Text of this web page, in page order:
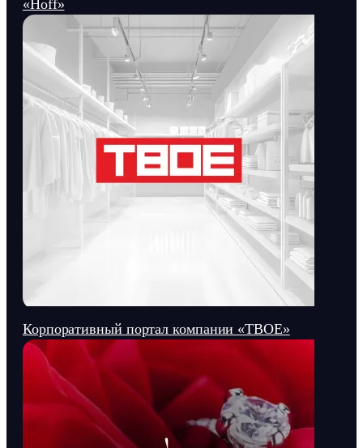
«Hoff»
Корпоративный портал компании «ТВОЕ»